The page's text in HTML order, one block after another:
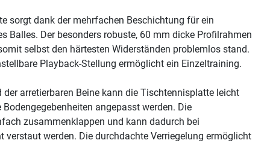
sorgt dank der mehrfachen Beschichtung für ein
Balles. Der besonders robuste, 60 mm dicke Profilrahmen
selbst den härtesten Widerständen problemlos stand.
Playback-Stellung ermöglicht ein Einzeltraining.
arretierbaren Beine kann die Tischtennisplatte leicht
angepasst werden. Die
zusammenklappen und kann dadurch bei
verstaut werden. Die durchdachte Verriegelung ermöglicht